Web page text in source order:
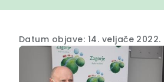
Datum objave: 14. veljače 2022.